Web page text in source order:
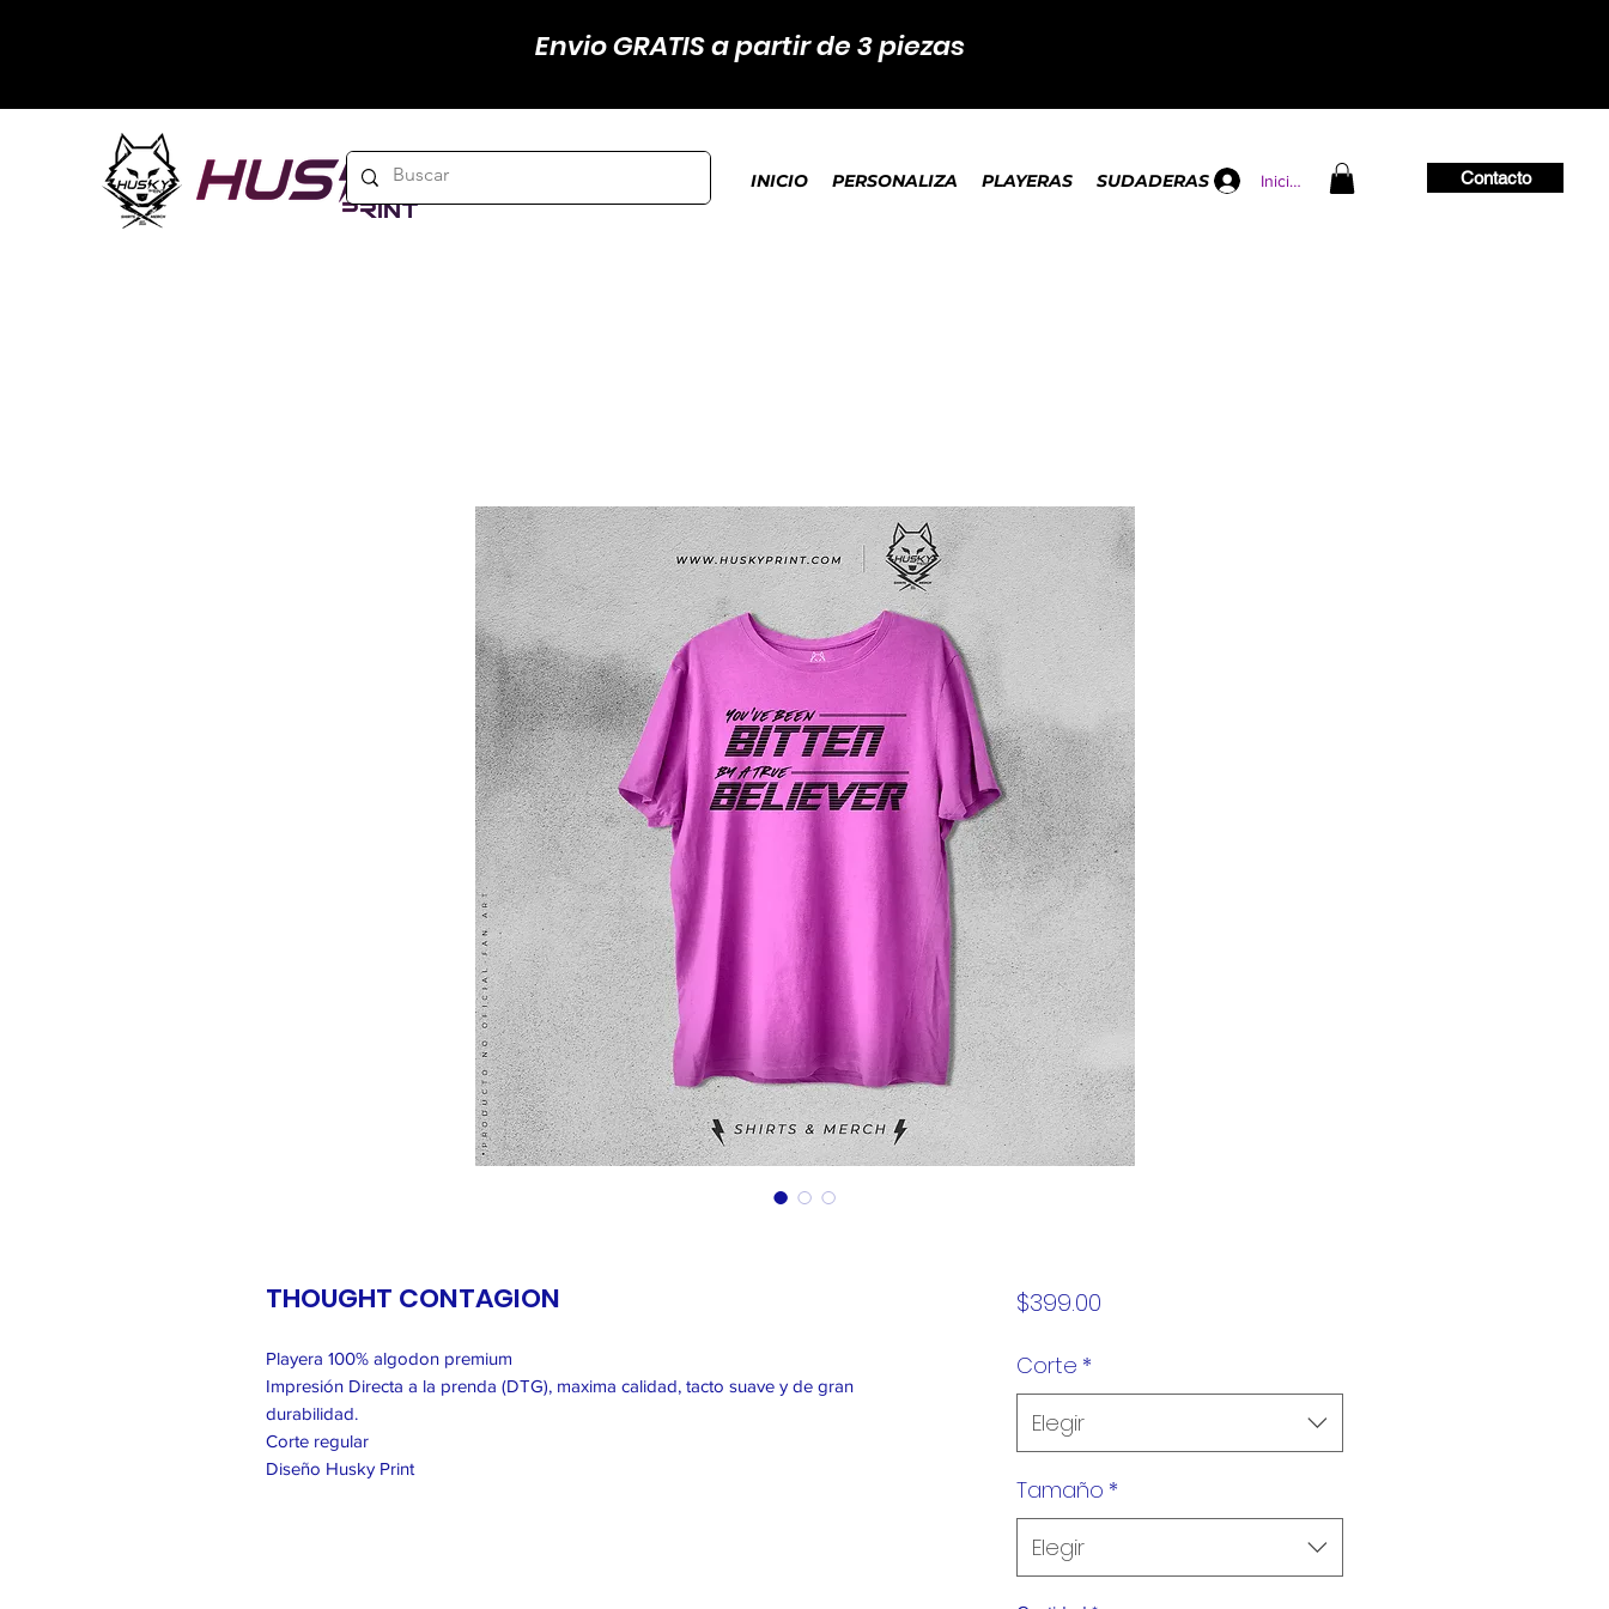
Envio GRATIS a partir de 3 piezas
INICIO PERSONALIZA PLAYERAS SUDADERAS Iniciar sesión Contacto
THOUGHT CONTAGION
Playera 100% algodon premium
Impresión Directa a la prenda (DTG), maxima calidad, tacto suave y de gran
durabilidad.
Corte regular
Diseño Husky Print
$399.00Precio
Corte *
Elegir
Tamaño *
Elegir